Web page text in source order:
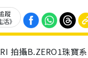
蹤
活》
拍攝B.ZERO1珠寶系